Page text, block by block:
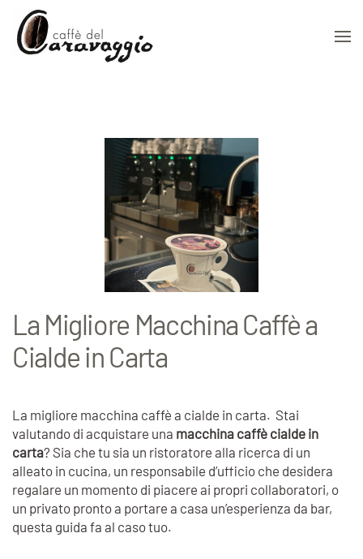
Skip to main content
La Migliore Macchina Caffè a
Cialde in Carta
La migliore macchina caffè a cialde in carta. Stai
valutando di acquistare una macchina caffè cialde in
carta? Sia che tu sia un ristoratore alla ricerca di un
alleato in cucina, un responsabile d’ufficio che desidera
regalare un momento di piacere ai propri collaboratori, o
un privato pronto a portare a casa un’esperienza da bar,
questa guida fa al caso tuo.